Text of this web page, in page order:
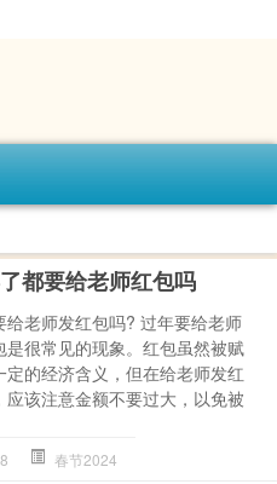
都要给老师红包吗
给老师发红包吗? 过年要给老师
是很常见的现象。红包虽然被赋
定的经济含义，但在给老师发红
应该注意金额不要过大，以免被
春节2024